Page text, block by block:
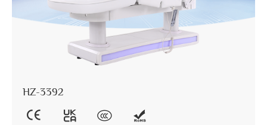
HZ-3392